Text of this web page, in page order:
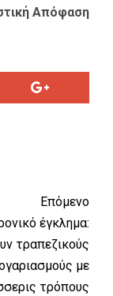
Απόφαση
Επόμενο
έγκλημα:
τραπεζικούς
με
τρόπους